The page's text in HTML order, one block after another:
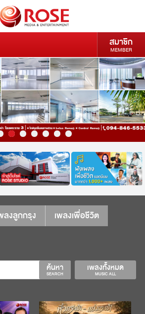
สมาชิก
MEMBER
ลงลูกกรุง
เพลงเพื่อชีวิต
เพลงทั้งหมด
MUSIC ALL
ค้นหา
SEARCH